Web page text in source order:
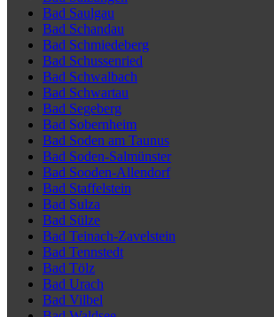
Bad Saulgau
Bad Schandau
Bad Schmiedeberg
Bad Schussenried
Bad Schwalbach
Bad Schwartau
Bad Segeberg
Bad Sobernheim
Bad Soden am Taunus
Bad Soden-Salmünster
Bad Sooden-Allendorf
Bad Staffelstein
Bad Sulza
Bad Sülze
Bad Teinach-Zavelstein
Bad Tennstedt
Bad Tölz
Bad Urach
Bad Vilbel